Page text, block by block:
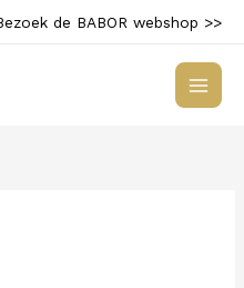
de BABOR webshop >>